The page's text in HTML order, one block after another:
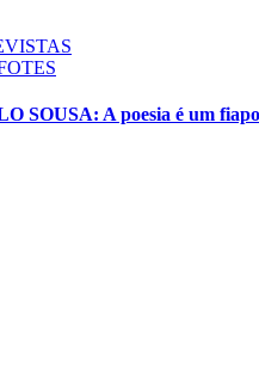
SOUSA: A poesia é um